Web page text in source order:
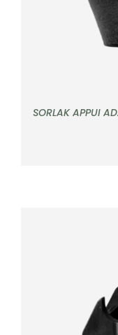
SORLAK APPUI